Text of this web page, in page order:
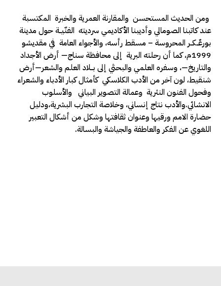
ومن الحديث المستحسن والمقارنة العمرية والخبرة المكتسبة
عند كاتبنا الصومالي وأديبنا الأكاديمي سرديته الفنّيــة حول مدينة
بورعٌــكــر المحروسة – مسقط رأسه، والأجواء العامة في مقديشو
1999م، كما أن رحلته البرية إلى محافظة سناج— أرض الأجداد
والتاريخ—، وسفره العلمي والبحثي إلى بــلاد العلم والشعر—أرض
شنقيط، لون آخر من الأدب الكلاسكي كأمثال كبار الأدباء والشعراء
وفحول الفنون النثرية وعمالة التصوير البياني والأسلوب
الانشائي.والأدب نتاج إنساني، وخلاصة التجارب البشرية،ودليل
حضارة الامم ورقيها وعنوان ثقافتها وشكل من أشكال التعبير
اللغوي عن الفكر والعاطفة والجياشة والبسالة.